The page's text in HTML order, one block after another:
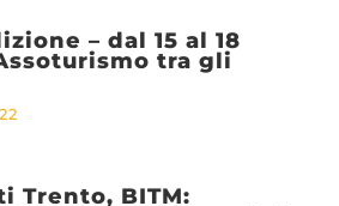
– dal 15 al 18
tra gli
Trento, BITM: